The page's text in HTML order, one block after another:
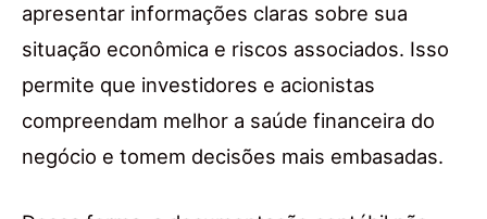
apresentar informações claras sobre sua
situação econômica e riscos associados. Isso
permite que investidores e acionistas
compreendam melhor a saúde financeira do
negócio e tomem decisões mais embasadas.